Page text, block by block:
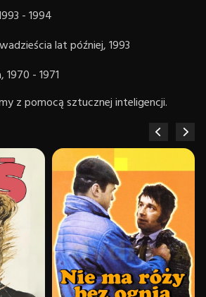
- 1994
lat później, 1993
- 1971
z pomocą sztucznej inteligencji.